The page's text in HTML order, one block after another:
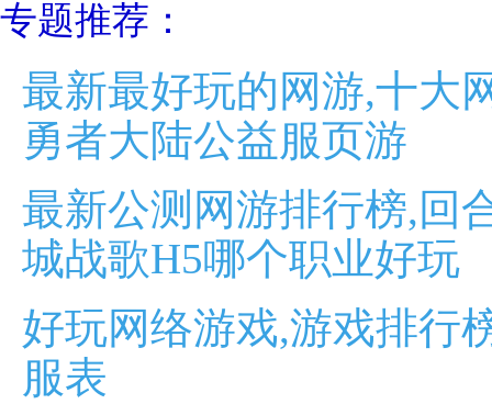
专题推荐：
最新最好玩的网游,十大
勇者大陆公益服页游
最新公测网游排行榜,回
城战歌H5哪个职业好玩
好玩网络游戏,游戏排行
服表